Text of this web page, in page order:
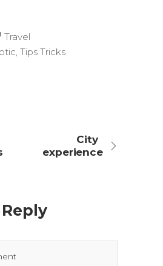
Travel
Tips Tricks
City
experience